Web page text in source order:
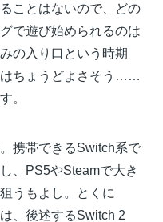
ことはないので、どの
で遊び始められるのは
の入り口という時期
はちょうどよさそう……
。
携帯できるSwitch系で
、PS5やSteamで大き
うもよし。とくに
、後述するSwitch 2